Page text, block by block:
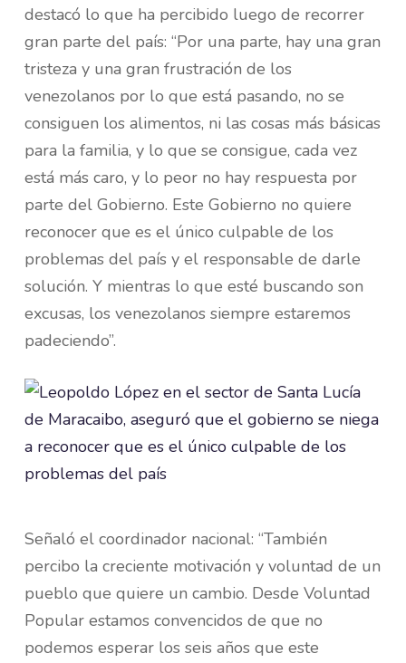
destacó lo que ha percibido luego de recorrer
gran parte del país: “Por una parte, hay una gran
tristeza y una gran frustración de los
venezolanos por lo que está pasando, no se
consiguen los alimentos, ni las cosas más básicas
para la familia, y lo que se consigue, cada vez
está más caro, y lo peor no hay respuesta por
parte del Gobierno. Este Gobierno no quiere
reconocer que es el único culpable de los
problemas del país y el responsable de darle
solución. Y mientras lo que esté buscando son
excusas, los venezolanos siempre estaremos
padeciendo”.
Señaló el coordinador nacional: “También
percibo la creciente motivación y voluntad de un
pueblo que quiere un cambio. Desde Voluntad
Popular estamos convencidos de que no
podemos esperar los seis años que este